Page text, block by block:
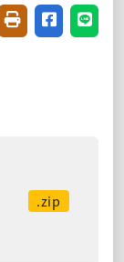
友善列印(開新視
分享至臉書
分享
.zip